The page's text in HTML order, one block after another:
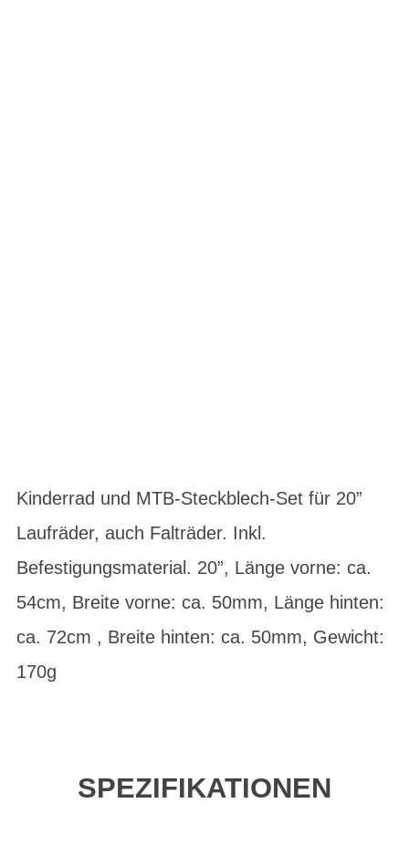
Kinderrad und MTB-Steckblech-Set für 20”
Laufräder, auch Falträder. Inkl.
Befestigungsmaterial. 20”, Länge vorne: ca.
54cm, Breite vorne: ca. 50mm, Länge hinten:
ca. 72cm , Breite hinten: ca. 50mm, Gewicht:
170g
SPEZIFIKATIONEN